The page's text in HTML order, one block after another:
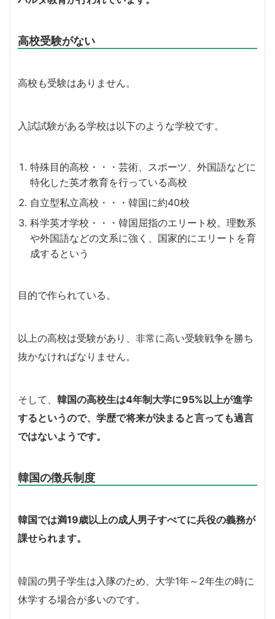
高校受験がない
高校も受験はありません。
入試試験がある学校は以下のような学校です。
特殊目的高校・・・芸術、スポーツ、外国語などに
特化した英才教育を行っている高校
自立型私立高校・・・韓国に約40校
科学英才学校・・・韓国屈指のエリート校。理数系
や外国語などの文系に強く、国家的にエリートを育
成するという
目的で作られている。
以上の高校は受験があり、非常に高い受験戦争を勝ち
抜かなければなりません。
そして、 韓国の高校生は4年制大学に95%以上が進学
するというので、学歴で将来が決まると言っても過言
ではないようです。
韓国の徴兵制度
韓国では満19歳以上の成人男子すべてに兵役の義務が
課せられます。
韓国の男子学生は入隊のため、大学1年～2年生の時に
休学する場合が多いのです。